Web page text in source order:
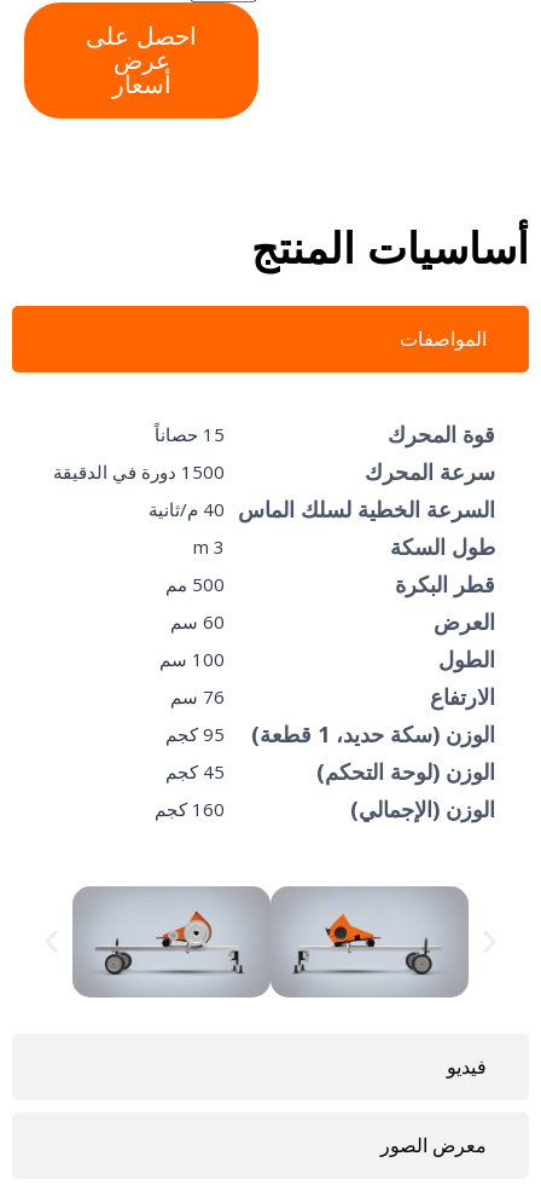
احصل على
عرض
أسعار
أساسيات المنتج
المواصفات
فيديو
معرض الصور
قوة المحرك 15 حصاناً
سرعة المحرك 1500 دورة في الدقيقة
السرعة الخطية لسلك الماس 40 م/ثانية
طول السكة 3 m
قطر البكرة 500 مم
العرض 60 سم
الطول 100 سم
الارتفاع 76 سم
الوزن (سكة حديد، 1 قطعة) 95 كجم
الوزن (لوحة التحكم) 45 كجم
الوزن (الإجمالي) 160 كجم